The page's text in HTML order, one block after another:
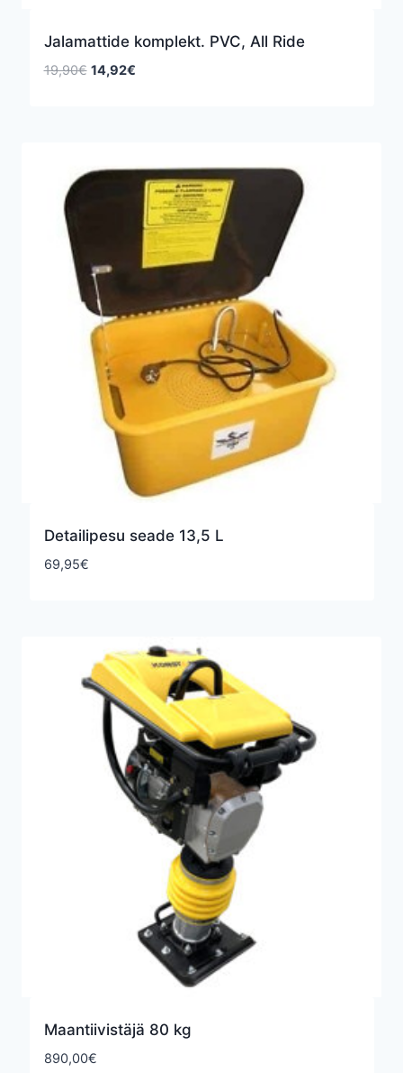
Jalamattide komplekt. PVC, All Ride
19,90€ Algne
14,92€Praegune
Detailipesu seade 13,5 L
69,95€
Maantiivistäjä 80 kg
890,00€